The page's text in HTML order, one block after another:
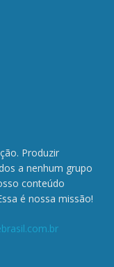
Produzir
a nenhum grupo
conteúdo
é nossa missão!